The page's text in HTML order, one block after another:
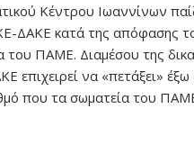
Κέντρου Ιωαννίνων
ΔΑΚΕ κατά της απόφασης
ΠΑΜΕ. Διαμέσου της
επιχειρεί να «πετάξει»
που τα σωματεία του